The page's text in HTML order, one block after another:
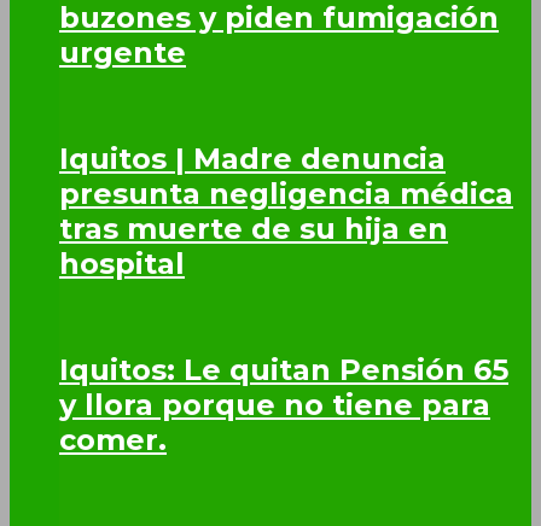
buzones y piden fumigación
urgente
Iquitos | Madre denuncia
presunta negligencia médica
tras muerte de su hija en
hospital
Iquitos: Le quitan Pensión 65
y llora porque no tiene para
comer.